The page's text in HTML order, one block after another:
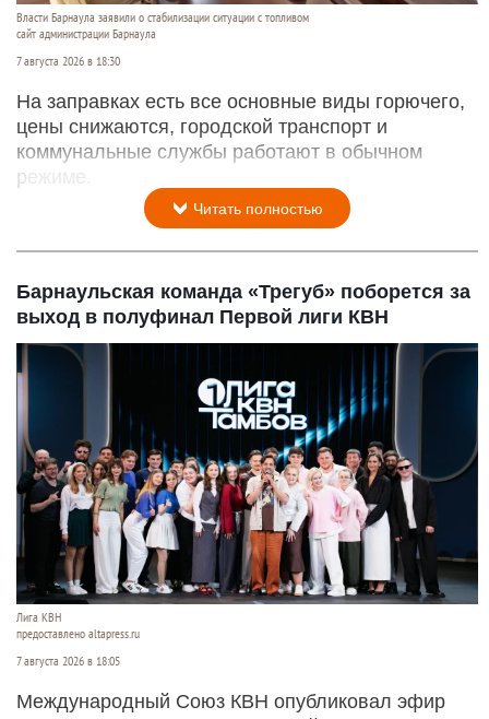
Власти Барнаула заявили о стабилизации ситуации с топливом
сайт администрации Барнаула
7 августа 2026 в 18:30
На заправках есть все основные виды горючего,
цены снижаются, городской транспорт и
коммунальные службы работают в обычном
режиме.
Читать полностью
Барнаульская команда «Трегуб» поборется за
выход в полуфинал Первой лиги КВН
Лига КВН
предоставлено altapress.ru
7 августа 2026 в 18:05
Международный Союз КВН опубликовал эфир